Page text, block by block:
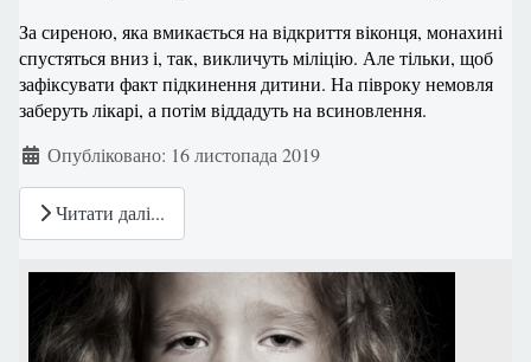
За сиреною, яка вмикається на відкриття віконця, монахині
спустяться вниз і, так, викличуть міліцію. Але тільки, щоб
зафіксувати факт підкинення дитини. На півроку немовля
заберуть лікарі, а потім віддадуть на всиновлення.
ДеталіОпубліковано: 16 листопада 2019
Читати далі...